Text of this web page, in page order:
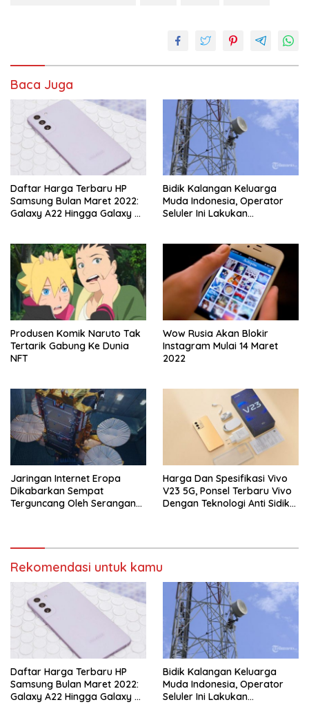
Baca Juga
Daftar Harga Terbaru HP
Samsung Bulan Maret 2022:
Galaxy A22 Hingga Galaxy Z
Bidik Kalangan Keluarga
Muda Indonesia, Operator
Seluler Ini Lakukan
Produsen Komik Naruto Tak
Tertarik Gabung Ke Dunia
NFT
Wow Rusia Akan Blokir
Instagram Mulai 14 Maret
2022
Jaringan Internet Eropa
Dikabarkan Sempat
Terguncang Oleh Serangan
Harga Dan Spesifikasi Vivo
V23 5G, Ponsel Terbaru Vivo
Dengan Teknologi Anti Sidik
Rekomendasi untuk kamu
Daftar Harga Terbaru HP
Samsung Bulan Maret 2022:
Galaxy A22 Hingga Galaxy Z
Bidik Kalangan Keluarga
Muda Indonesia, Operator
Seluler Ini Lakukan